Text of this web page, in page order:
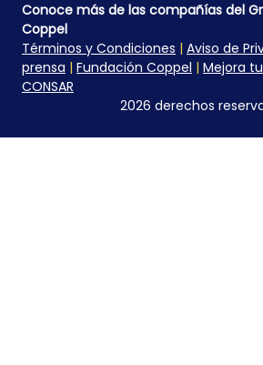
Conoce más de las compañías del
Coppel
Términos y Condiciones | Aviso de
prensa | Fundación Coppel | Mejora
CONSAR
2026 derechos